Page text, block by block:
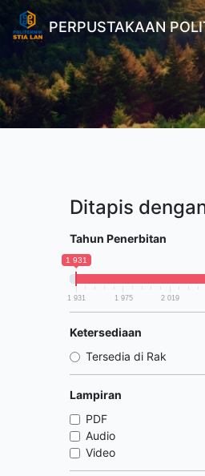
PERPUSTAKAAN
Ditapis
Tahun Penerbitan
1 931
1 931 1 975 2 019
Ketersediaan
Tersedia di Rak
Lampiran
PDF
Audio
Video